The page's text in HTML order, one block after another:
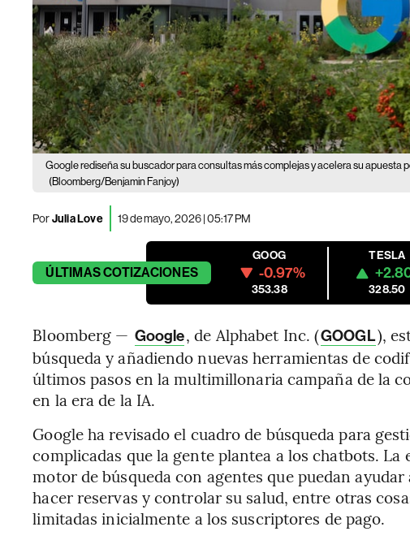
Google rediseña su buscador para consultas más complejas y acelera su apuesta
(Bloomberg/Benjamin Fanjoy)
PorJulia Love 19 de mayo, 2026 | 05:17 PM
ÚLTIMASCOTIZACIONES
GOOG
-0.97%
353.38
TESLA
328.50
Bloomberg — Google, de Alphabet Inc. (GOOGL),
búsqueda y añadiendo nuevas herramientas de
últimos pasos en la multimillonaria campaña de la
en la era de la IA.
Google ha revisado el cuadro de búsqueda para
complicadas que la gente plantea a los chatbots.
motor de búsqueda con agentes que puedan
hacer reservas y controlar su salud, entre otras
limitadas inicialmente a los suscriptores de pago.